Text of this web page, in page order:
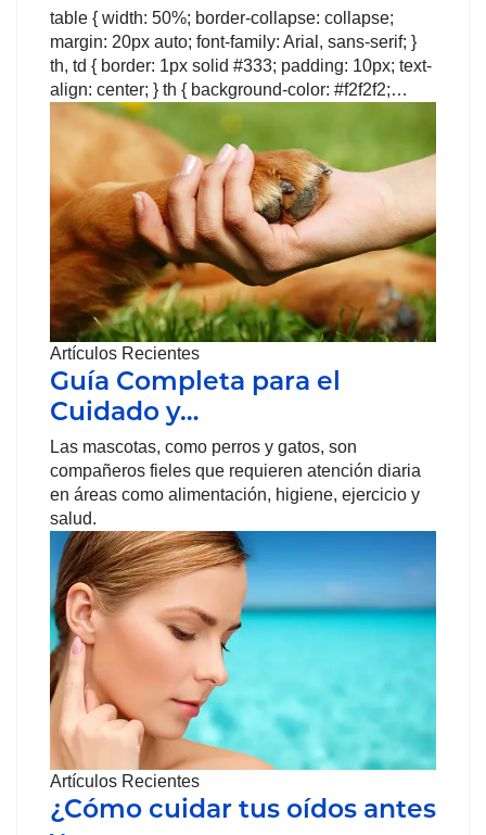
table { width: 50%; border-collapse: collapse;
margin: 20px auto; font-family: Arial, sans-serif; }
th, td { border: 1px solid #333; padding: 10px; text-
align: center; } th { background-color: #f2f2f2;…
Artículos Recientes
Guía Completa para el
Cuidado y…
Las mascotas, como perros y gatos, son
compañeros fieles que requieren atención diaria
en áreas como alimentación, higiene, ejercicio y
salud.
Artículos Recientes
¿Cómo cuidar tus oídos antes